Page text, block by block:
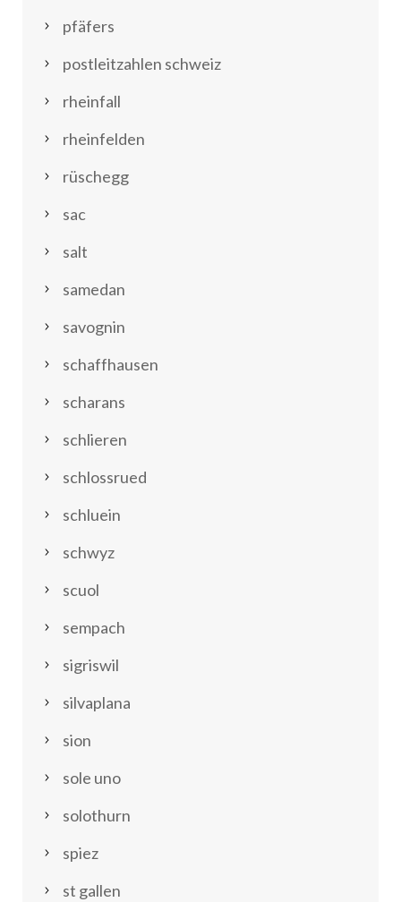
pfäfers
postleitzahlen schweiz
rheinfall
rheinfelden
rüschegg
sac
salt
samedan
savognin
schaffhausen
scharans
schlieren
schlossrued
schluein
schwyz
scuol
sempach
sigriswil
silvaplana
sion
sole uno
solothurn
spiez
st gallen